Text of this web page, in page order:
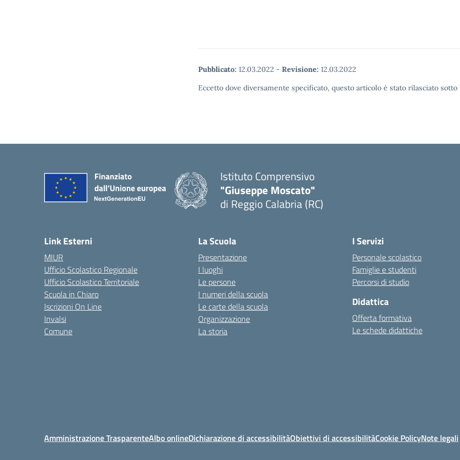
Pubblicato: 12.03.2022 - Revisione: 12.03.2022
Eccetto dove diversamente specificato, questo articolo è stato rilasciato
Istituto Comprensivo
"Giuseppe Moscato"
di Reggio Calabria (RC)
Link Esterni
MIUR
Ufficio Scolastico Regionale
Ufficio Scolastico Territoriale
Scuola in Chiaro
Iscrizioni On Line
Invalsi
Comune
La Scuola
Presentazione
I luoghi
Le persone
I numeri della scuola
Le carte della scuola
Organizzazione
La storia
I Servizi
Personale scolastico
Famiglie e studenti
Percorsi di studio
Didattica
Offerta formativa
Le schede didattiche
Amministrazione TrasparenteAlbo onlineDichiarazione di accessibilitàObiettivi di accessibilitàCookie PolicyNote legali